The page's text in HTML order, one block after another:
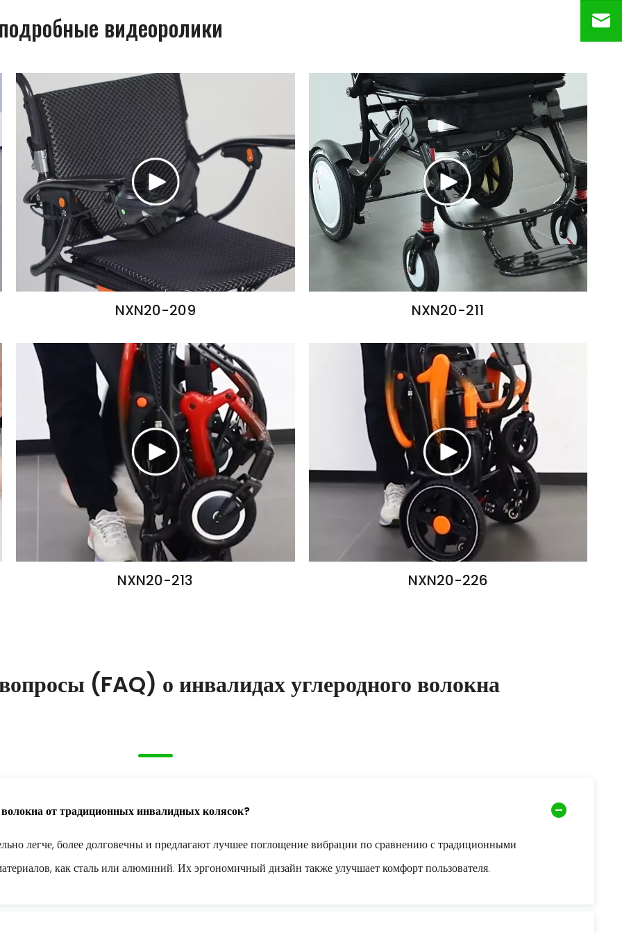
видеоролики
NXN20-209 NXN20-211
NXN20-213 NXN20-226
(FAQ) о инвалидах углеродного волокна
от традиционных инвалидных колясок?
легче, более долговечны и предлагают лучшее поглощение вибрации по сравнению с традиционными
как сталь или алюминий. Их эргономичный дизайн также улучшает комфорт пользователя.